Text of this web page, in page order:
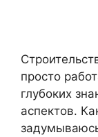
просто
глубоких
аспектов.